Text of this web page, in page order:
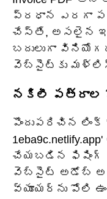
ప్రధాన ఎరగా
చేస్తే, అసలైన
బదులుగా
వెబ్‌సైట్‌కు
నకిలీ పత్రాల
పొందుపరిచిన లింక్
చేయబడిన ఫిషింగ్
వెబ్‌సైట్ అడోబ్
వ్యూయర్‌ను పోలి